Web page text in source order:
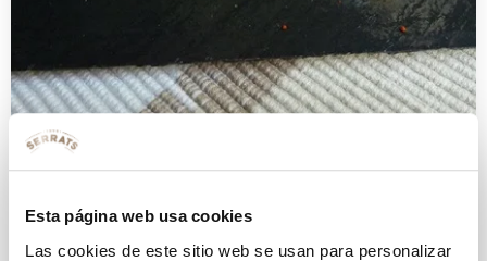
Esta página web usa cookies
Las cookies de este sitio web se usan para personalizar
queso